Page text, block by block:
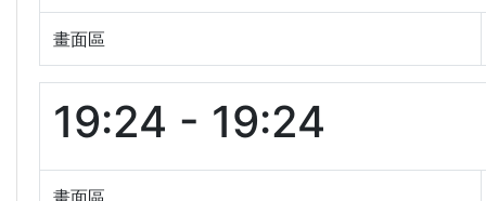
畫面區
19:24 - 19:24
畫面區